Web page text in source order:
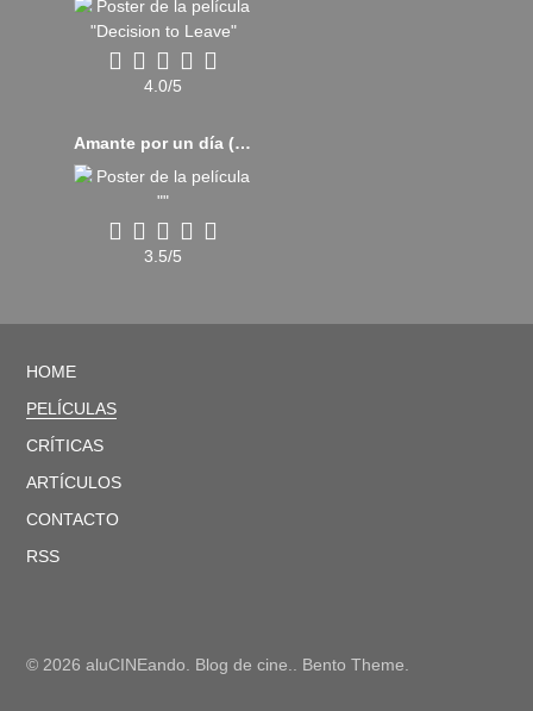
4.0/5
Amante por un día (2017)
3.5/5
HOME
PELÍCULAS
CRÍTICAS
ARTÍCULOS
CONTACTO
RSS
© 2026 aluCINEando. Blog de cine.. Bento Theme.